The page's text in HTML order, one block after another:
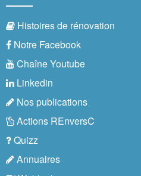
Histoires de rénovation
Notre Facebook
Chaîne Youtube
Linkedin
Nos publications
Actions REnversC
Quizz
Annuaires